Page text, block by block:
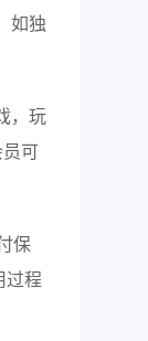
如独
，玩
可
保
过程